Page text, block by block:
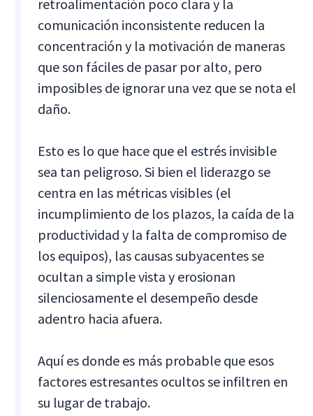
retroalimentación poco clara y la
comunicación inconsistente reducen la
concentración y la motivación de maneras
que son fáciles de pasar por alto, pero
imposibles de ignorar una vez que se nota el
daño.
Esto es lo que hace que el estrés invisible
sea tan peligroso. Si bien el liderazgo se
centra en las métricas visibles (el
incumplimiento de los plazos, la caída de la
productividad y la falta de compromiso de
los equipos), las causas subyacentes se
ocultan a simple vista y erosionan
silenciosamente el desempeño desde
adentro hacia afuera.
Aquí es donde es más probable que esos
factores estresantes ocultos se infiltren en
su lugar de trabajo.